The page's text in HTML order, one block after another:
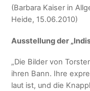
(Barbara Kaiser in
Heide, 15.06.2010)
Ausstellung der
„Die Bilder von
ihren Bann. Ihre
laut ist, und die